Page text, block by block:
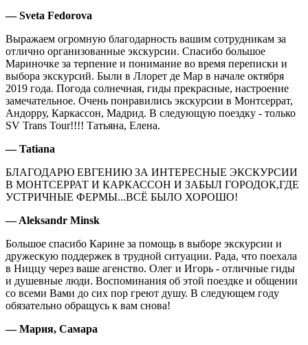
— Sveta Fedorova
Выражаем огромную благодарность вашим сотрудникам за
отлично организованные экскурсии. Спасибо большое
Мариночке за терпение и понимание во время переписки и
выбора экскурсий. Были в Ллорет де Мар в начале октября
2019 года. Погода солнечная, гиды прекрасные, настроение
замечательное. Очень понравились экскурсии в Монтсеррат,
Андорру, Каркассон, Мадрид. В следующую поездку - только
SV Trans Tour!!!! Татьяна, Елена.
— Tatiana
БЛАГОДАРЮ ЕВГЕНИЮ ЗА ИНТЕРЕСНЫЕ ЭКСКУРСИИ
В МОНТСЕРРАТ И КАРКАССОН И ЗАБЫЛ ГОРОДОК,ГДЕ
УСТРИЧНЫЕ ФЕРМЫ...ВСЁ БЫЛО ХОРОШО!
— Aleksandr Minsk
Большое спасибо Карине за помощь в выборе экскурсии и
дружескую поддержек в трудной ситуации. Рада, что поехала
в Ниццу через ваше агенство. Олег и Игорь - отличные гиды
и душевные люди. Воспоминания об этой поездке и общении
со всеми Вами до сих пор греют душу. В следующем году
обязательно обращусь к вам снова!
— Мария, Самара